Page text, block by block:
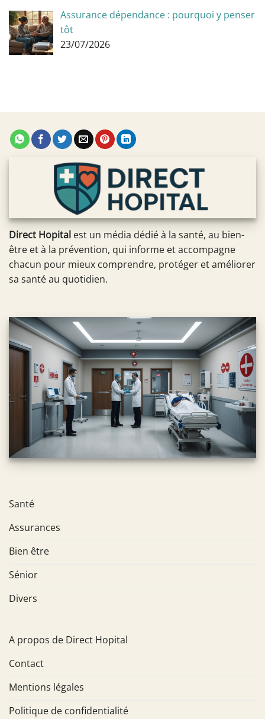
Assurance dépendance : pourquoi y penser
tôt
23/07/2026
Direct Hopital est un média dédié à la santé, au bien-
être et à la prévention, qui informe et accompagne
chacun pour mieux comprendre, protéger et améliorer
sa santé au quotidien.
Santé
Assurances
Bien être
Sénior
Divers
A propos de Direct Hopital
Contact
Mentions légales
Politique de confidentialité